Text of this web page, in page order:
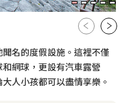
名的度假設施。這裡不僅
網球，更設有汽車露營
人小孩都可以盡情享樂。